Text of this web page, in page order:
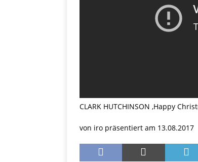
CLARK HUTCHINSON ,Happy
von iro präsentiert am 13.08.2017